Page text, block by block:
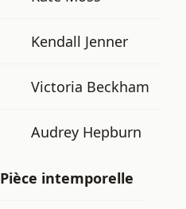
Kendall Jenner
Victoria Beckham
Audrey Hepburn
Pièce intemporelle